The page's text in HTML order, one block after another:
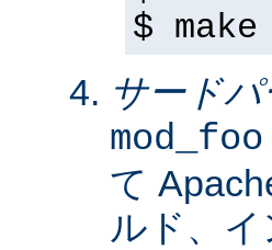
$
サード
て
ルド、